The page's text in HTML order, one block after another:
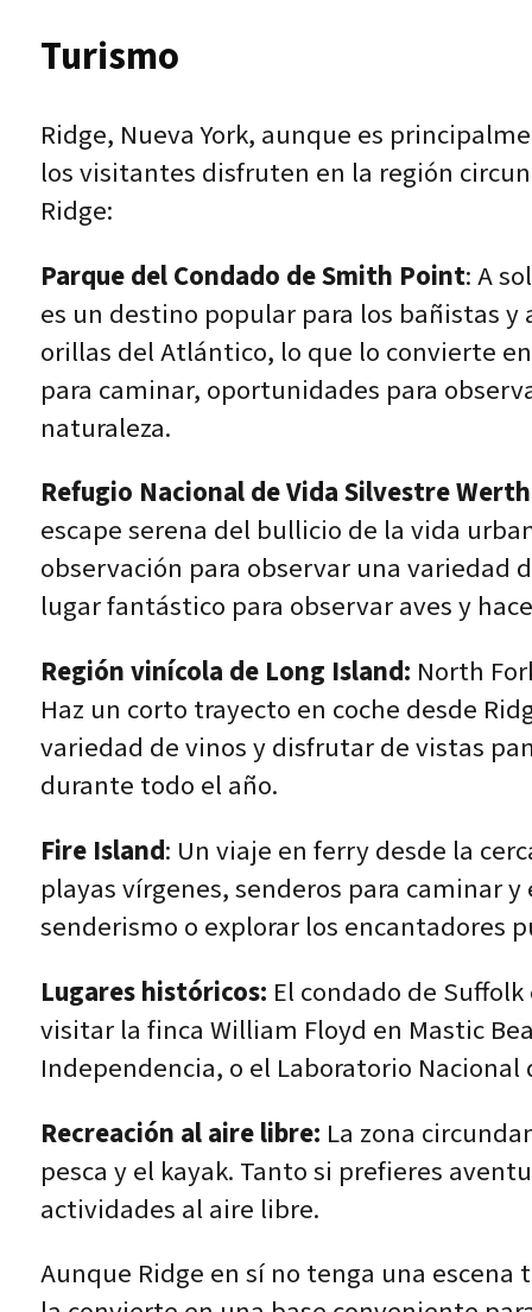
Turismo
Ridge, Nueva York, aunque es
los visitantes disfruten en la región
Ridge:
Parque del Condado de Smith Point: A
es un destino popular para los bañistas
orillas del Atlántico, lo que lo convierte
para caminar, oportunidades para
naturaleza.
Refugio Nacional de Vida Silvestre
escape serena del bullicio de la vida
observación para observar una variedad
lugar fantástico para observar aves y
Región vinícola de Long Island: North
Haz un corto trayecto en coche desde
variedad de vinos y disfrutar de vistas
durante todo el año.
Fire Island: Un viaje en ferry desde la
playas vírgenes, senderos para caminar
senderismo o explorar los encantadores
Lugares históricos: El condado de
visitar la finca William Floyd en Mastic
Independencia, o el Laboratorio
Recreación al aire libre: La zona
pesca y el kayak. Tanto si prefieres
actividades al aire libre.
Aunque Ridge en sí no tenga una